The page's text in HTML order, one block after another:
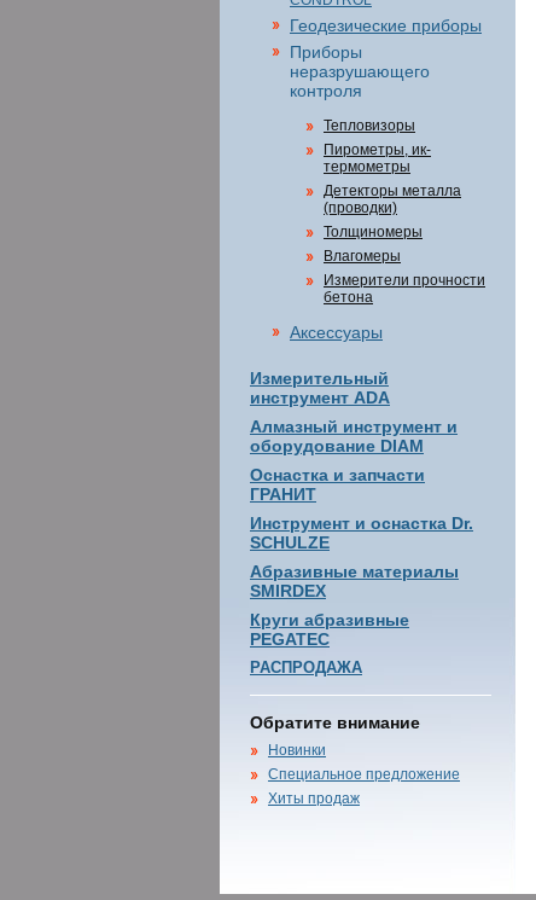
Геодезические приборы
Приборы
неразрушающего
контроля
Тепловизоры
Пирометры, ик-
термометры
Детекторы металла
(проводки)
Толщиномеры
Влагомеры
Измерители прочности
бетона
Аксессуары
Измерительный
инструмент ADA
Алмазный инструмент и
оборудование DIAM
Оснастка и запчасти
ГРАНИТ
Инструмент и оснастка Dr.
SCHULZE
Абразивные материалы
SMIRDEX
Круги абразивные
PEGATEC
РАСПРОДАЖА
Обратите внимание
Новинки
Специальное предложение
Хиты продаж